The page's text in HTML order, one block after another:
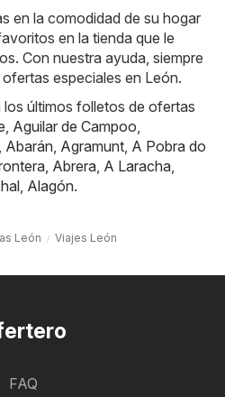
en la comodidad de su hogar
en la tienda que le
Con nuestra ayuda, siempre
especiales en León.
últimos folletos de ofertas
, Aguilar de Campoo,
, Abarán, Agramunt, A Pobra do
, Abrera, A Laracha,
, Alagón.
León Viajes León
FAQ